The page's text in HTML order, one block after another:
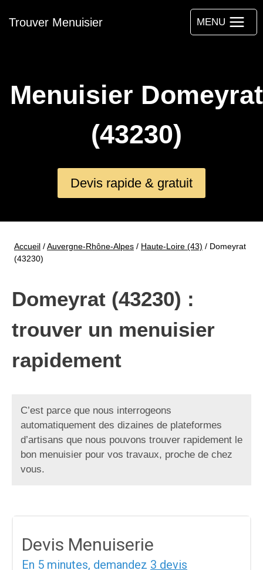
auTrouver Menuisier MENU
Menuisier Domeyrat
(43230)
Devis rapide & gratuit
Accueil /Auvergne-Rhône-Alpes / Haute-Loire (43) / Domeyrat
(43230)
Domeyrat (43230) :
trouver un menuisier
rapidement
C’est parce que nous interrogeons
automatiquement des dizaines de plateformes
d’artisans que nous pouvons trouver rapidement le
bon menuisier pour vos travaux, proche de chez
vous.
Devis Menuiserie
En 5 minutes, demandez 3 devis